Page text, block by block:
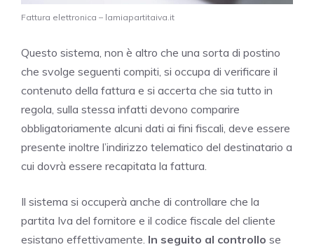
Fattura elettronica – lamiapartitaiva.it
Questo sistema, non è altro che una sorta di postino
che svolge seguenti compiti, si occupa di verificare il
contenuto della fattura e si accerta che sia tutto in
regola, sulla stessa infatti devono comparire
obbligatoriamente alcuni dati ai fini fiscali, deve essere
presente inoltre l’indirizzo telematico del destinatario a
cui dovrà essere recapitata la fattura.
Il sistema si occuperà anche di controllare che la
partita Iva del fornitore e il codice fiscale del cliente
esistano effettivamente. In seguito al controllo se